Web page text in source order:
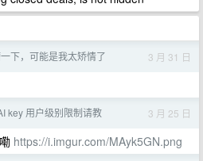
下，可能是我太矫情了 3 月 31 日
key 用户级别限制请教 3 月 25 日
https://i.imgur.com/MAyk5GN.png